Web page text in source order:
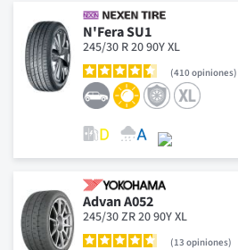
N'Fera SU1
245/30 R 20 90Y XL
410opiniones
Advan A052
245/30 ZR 20 90Y XL
13 opiniones